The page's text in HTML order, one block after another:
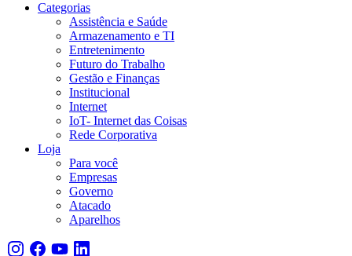
Categorias
Assistência e Saúde
Armazenamento e TI
Entretenimento
Futuro do Trabalho
Gestão e Finanças
Institucional
Internet
IoT- Internet das Coisas
Rede Corporativa
Loja
Para você
Empresas
Governo
Atacado
Aparelhos